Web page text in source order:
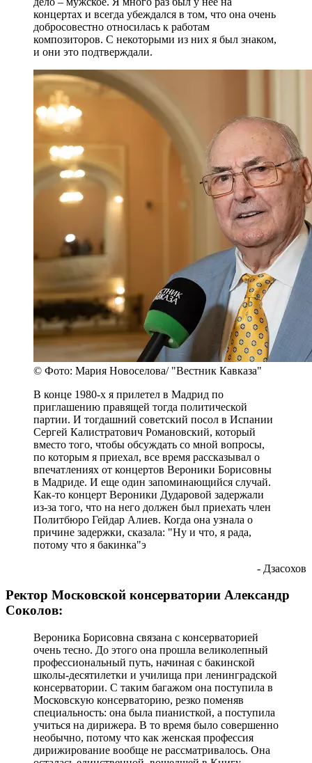
концертах и всегда убеждался в том, что она очень
добросовестно относилась к работам
композиторов. С некоторыми из них я был знаком,
и они это подтверждали.
© Фото: Мария Новоселова/ "Вестник Кавказа"
В конце 1980-х я прилетел в Мадрид по
приглашению правящей тогда политической
партии. И тогдашний советский посол в Испании
Сергей Калистратович Романовский, который
вместо того, чтобы обсуждать со мной вопросы,
по которым я приехал, все время рассказывал о
впечатлениях от концертов Вероники Борисовны
в Мадриде. И еще один запоминающийся случай.
Как-то концерт Вероники Дударовой задержали
из-за того, что на него должен был приехать член
Политбюро Гейдар Алиев. Когда она узнала о
причине задержки, сказала: "Ну и что, я рада,
потому что я бакинка"э
- Дзасохов
Ректор Московской консерватории Александр
Соколов:
Вероника Борисовна связана с консерваторией
очень тесно. До этого она прошла великолепный
профессиональный путь, начиная с бакинской
школы-десятилетки и училища при ленинградской
консерватории. С таким багажом она поступила в
Московскую консерваторию, резко поменяв
специальность: она была пианисткой, а поступила
учиться на дирижера. В то время было совершенно
необычно, потому что как женская профессия
дирижирование вообще не рассматривалось. Она